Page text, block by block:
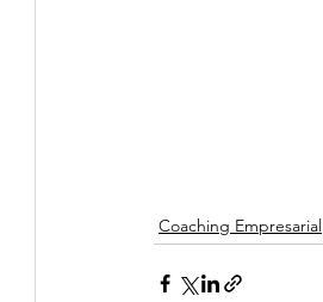
Coaching Empresarial